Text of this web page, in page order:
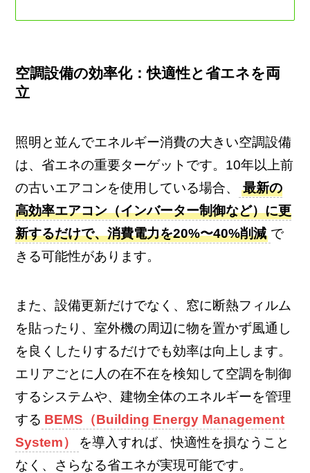
空調設備の効率化：快適性と省エネを両
立
照明と並んでエネルギー消費の大きい空調設備
は、省エネの重要ターゲットです。10年以上前
の古いエアコンを使用している場合、
最新の
高効率エアコン（インバーター制御など）に更
新するだけで、消費電力を20%〜40%削減 で
きる可能性があります。
また、設備更新だけでなく、窓に断熱フィルム
を貼ったり、室外機の周辺に物を置かず風通し
を良くしたりするだけでも効率は向上します。
エリアごとに人の在不在を検知して空調を制御
するシステムや、建物全体のエネルギーを管理
する BEMS（Building Energy Management
System）
を導入すれば、快適性を損なうこと
なく、さらなる省エネが実現可能です。